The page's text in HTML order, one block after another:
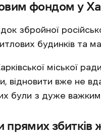
фондом у
збройної
будинків та
міської
відновити вже не
були з дуже
прямих